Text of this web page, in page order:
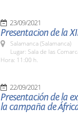
23/09/2021
Presentacion de la
Salamanca (Salamanca)
Lugar: Sala de las
Hora: 11:00 h.
22/09/2021
Presentación de la
la campaña de